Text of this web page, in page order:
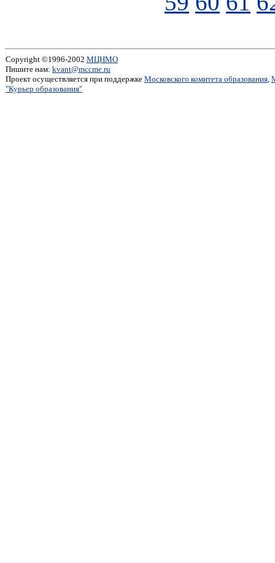
Copyright ©1996-2002 МЦНМО
Пишите нам: kvant@mccme.ru
Проект осуществляется при поддержке Московского комитета образования,
"Курьер образования"